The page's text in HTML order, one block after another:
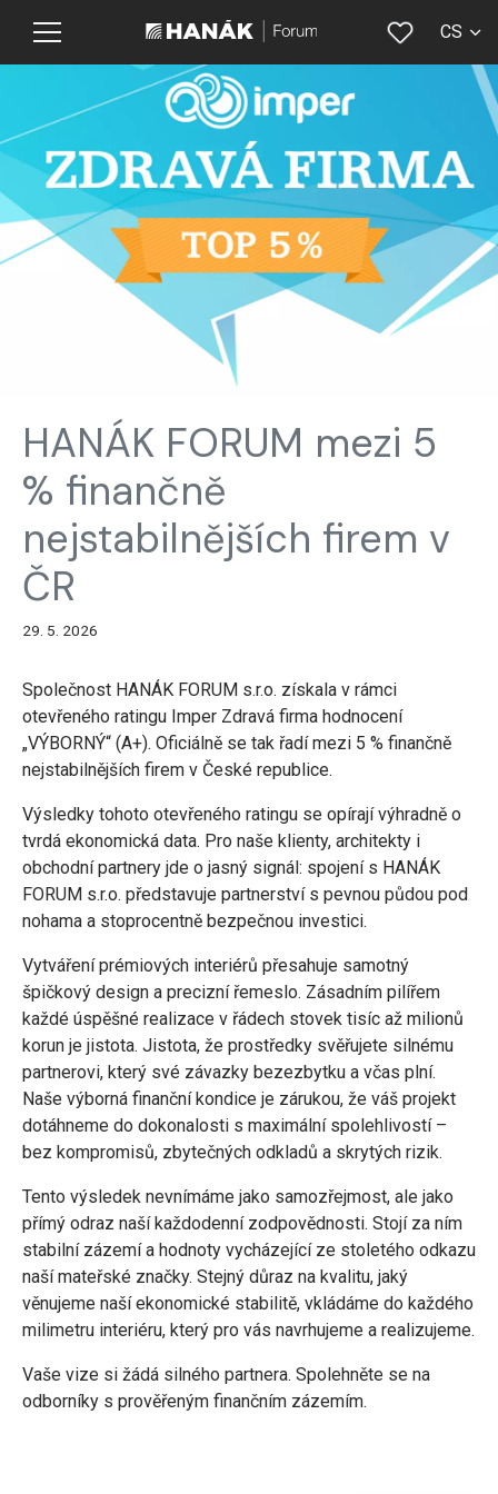
CS
HANÁK FORUM mezi 5
% finančně
nejstabilnějších firem v
ČR
29. 5. 2026
Společnost HANÁK FORUM s.r.o. získala v rámci
otevřeného ratingu Imper Zdravá firma hodnocení
„VÝBORNÝ“ (A+). Oficiálně se tak řadí mezi 5 % finančně
nejstabilnějších firem v České republice.
Výsledky tohoto otevřeného ratingu se opírají výhradně o
tvrdá ekonomická data. Pro naše klienty, architekty i
obchodní partnery jde o jasný signál: spojení s HANÁK
FORUM s.r.o. představuje partnerství s pevnou půdou pod
nohama a stoprocentně bezpečnou investici.
Vytváření prémiových interiérů přesahuje samotný
špičkový design a precizní řemeslo. Zásadním pilířem
každé úspěšné realizace v řádech stovek tisíc až milionů
korun je jistota. Jistota, že prostředky svěřujete silnému
partnerovi, který své závazky bezezbytku a včas plní.
Naše výborná finanční kondice je zárukou, že váš projekt
dotáhneme do dokonalosti s maximální spolehlivostí –
bez kompromisů, zbytečných odkladů a skrytých rizik.
Tento výsledek nevnímáme jako samozřejmost, ale jako
přímý odraz naší každodenní zodpovědnosti. Stojí za ním
stabilní zázemí a hodnoty vycházející ze stoletého odkazu
naší mateřské značky. Stejný důraz na kvalitu, jaký
věnujeme naší ekonomické stabilitě, vkládáme do každého
milimetru interiéru, který pro vás navrhujeme a realizujeme.
Vaše vize si žádá silného partnera. Spolehněte se na
odborníky s prověřeným finančním zázemím.